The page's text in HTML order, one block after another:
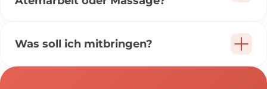
Was soll ich mitbringen?